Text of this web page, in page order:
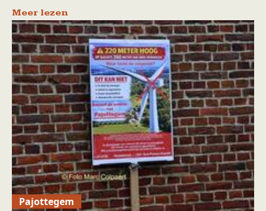
Meer lezen
Pajottegem